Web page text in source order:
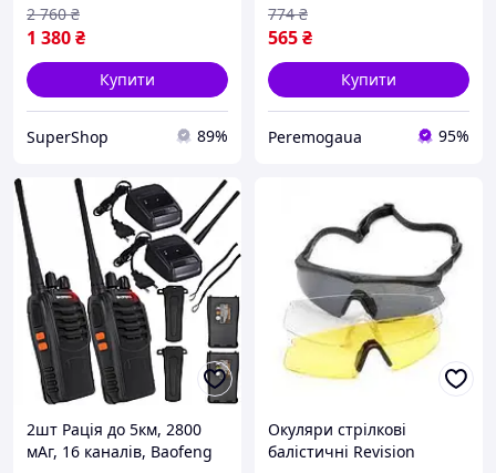
1 380₴
2 760 ₴
Купити
SuperShop 89%
565₴
774 ₴
Купити
Peremogaua 95%
2шт Рація до 5км, 2800
мАг, 16 каналів, Baofeng
Окуляри стрілкові
балістичні Revision